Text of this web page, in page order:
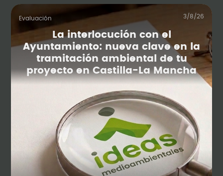
Evaluación 3/8/26
La interlocución con el
Ayuntamiento: nueva clave en la
tramitación ambiental de tu
proyecto en Castilla-La Mancha